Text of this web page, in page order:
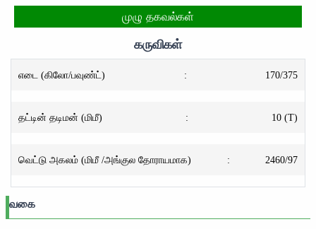
முழு தகவல்கள்
கருவிகள்
எடை (கிலோ/பவுண்ட்) : 170/375
தட்டின் தடிமன் (மிமீ) : 10 (T)
வெட்டு அகலம் (மிமீ /அங்குல தோராயமாக) : 2460/97
வகை